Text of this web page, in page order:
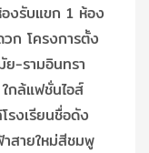
งรับแขก 1 ห้อง
ก โครงการตั้ง
-รามอินทรา
กล้แฟชั่นไอส์
รงเรียนชื่อดัง
สายใหม่สีชมพู